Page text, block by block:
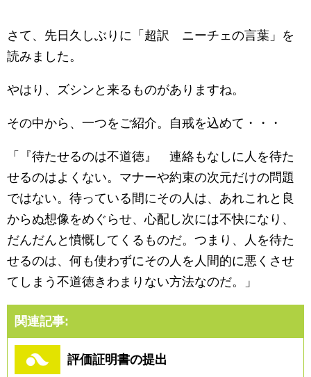
さて、先日久しぶりに「超訳 ニーチェの言葉」を
読みました。
やはり、ズシンと来るものがありますね。
その中から、一つをご紹介。自戒を込めて・・・
「『待たせるのは不道徳』 連絡もなしに人を待た
せるのはよくない。マナーや約束の次元だけの問題
ではない。待っている間にその人は、あれこれと良
からぬ想像をめぐらせ、心配し次には不快になり、
だんだんと憤慨してくるものだ。つまり、人を待た
せるのは、何も使わずにその人を人間的に悪くさせ
てしまう不道徳きわまりない方法なのだ。」
関連記事:
評価証明書の提出